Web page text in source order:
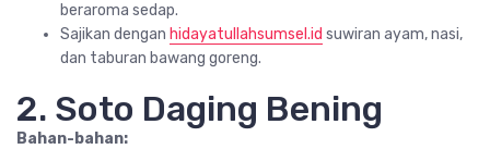
beraroma sedap.
Sajikan dengan hidayatullahsumsel.id suwiran ayam, nasi,
dan taburan bawang goreng.
2. Soto Daging Bening
Bahan-bahan: